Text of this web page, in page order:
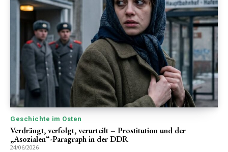
Geschichte im Osten
Verdrängt, verfolgt, verurteilt – Prostitution und der
„Asozialen“-Paragraph in der DDR
24/06/2026